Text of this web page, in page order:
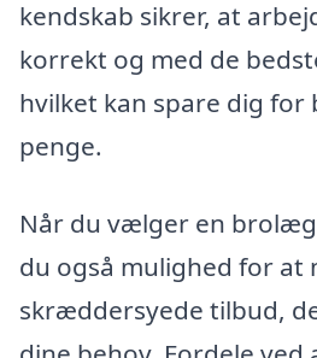
kendskab sikrer, at
korrekt og med de
hvilket kan spare dig for
penge.
Når du vælger en
du også mulighed for at
skræddersyede tilbud,